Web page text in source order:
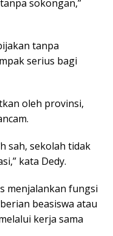
sokongan,”
tanpa
serius bagi
oleh provinsi,
sah, sekolah tidak
kata Dedy.
menjalankan fungsi
beasiswa atau
kerja sama